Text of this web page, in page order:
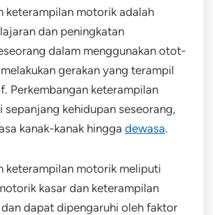
keterampilan motorik adalah
dan peningkatan
dalam menggunakan otot-
gerakan yang terampil
Perkembangan keterampilan
kehidupan seseorang,
kanak-kanak hingga dewasa.
keterampilan motorik meliputi
kasar dan keterampilan
dapat dipengaruhi oleh faktor